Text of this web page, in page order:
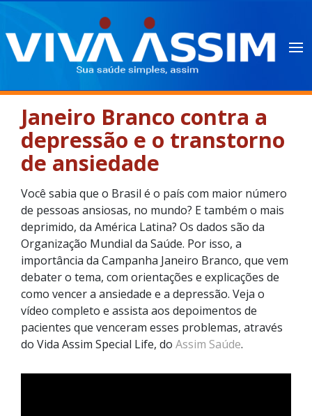
Janeiro Branco contra a
depressão e o transtorno
de ansiedade
Você sabia que o Brasil é o país com maior número
de pessoas ansiosas, no mundo? E também o mais
deprimido, da América Latina? Os dados são da
Organização Mundial da Saúde. Por isso, a
importância da Campanha Janeiro Branco, que vem
debater o tema, com orientações e explicações de
como vencer a ansiedade e a depressão. Veja o
vídeo completo e assista aos depoimentos de
pacientes que venceram esses problemas, através
do Vida Assim Special Life, do Assim Saúde.